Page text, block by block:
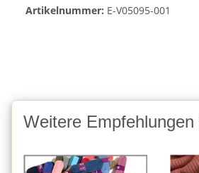
Artikelnummer: E-V05095-001
Weitere Empfehlungen